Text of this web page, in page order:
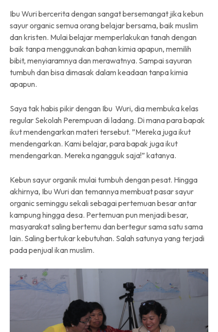
Ibu Wuri bercerita dengan sangat bersemangat jika kebun
sayur organic semua orang belajar bersama, baik muslim
dan kristen. Mulai belajar memperlakukan tanah dengan
baik tanpa menggunakan bahan kimia apapun, memilih
bibit, menyiaramnya dan merawatnya. Sampai sayuran
tumbuh dan bisa dimasak dalam keadaan tanpa kimia
apapun.
Saya tak habis pikir dengan Ibu Wuri, dia membuka kelas
regular Sekolah Perempuan di ladang. Di mana para bapak
ikut mendengarkan materi tersebut. ”Mereka juga ikut
mendengarkan. Kami belajar, para bapak juga ikut
mendengarkan. Mereka ngangguk saja!” katanya.
Kebun sayur organik mulai tumbuh dengan pesat. Hingga
akhirnya, Ibu Wuri dan temannya membuat pasar sayur
organic seminggu sekali sebagai pertemuan besar antar
kampung hingga desa. Pertemuan pun menjadi besar,
masyarakat saling bertemu dan bertegur sama satu sama
lain. Saling bertukar kebutuhan. Salah satunya yang terjadi
pada penjual ikan muslim.